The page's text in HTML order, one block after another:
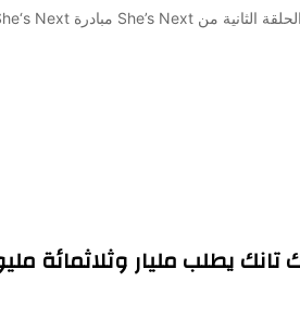
يطلب مليار وثلاثمائة